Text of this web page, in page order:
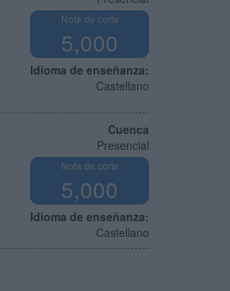
Nota de corte
5,000
Idioma de enseñanza:
Castellano
Cuenca
Presencial
Nota de corte
5,000
Idioma de enseñanza:
Castellano